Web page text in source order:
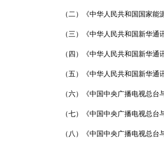
（二）《中华人民共和国国家
（三）《中华人民共和国新华
（四）《中华人民共和国新华
（五）《中华人民共和国新华
（六）《中国中央广播电视总台
（七）《中国中央广播电视总台
（八）《中国中央广播电视总台